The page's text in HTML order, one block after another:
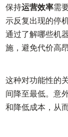
保持运营效率需
示反复出现的停
通过了解哪些机
施，避免代价高
这种对功能性的
间降至最低。意
和降低成本，从